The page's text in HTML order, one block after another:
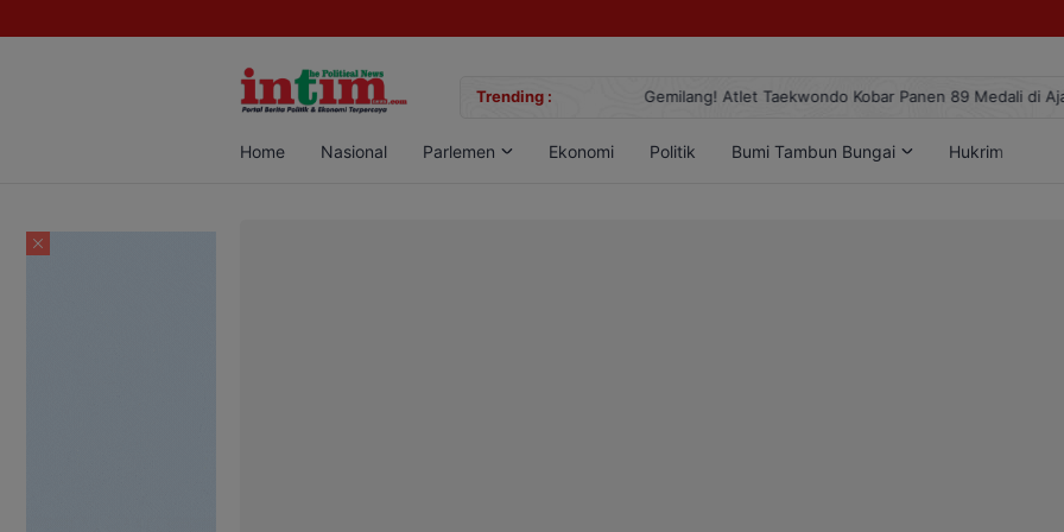
Trending :
Sabu di Pangkalan Bun, Dua Pelaku Diamankan Gemilang! Atlet Taekwondo Kobar Panen 89 Medali di Ajang
Home Nasional Parlemen Ekonomi Politik Bumi Tambun Bungai Hukrim